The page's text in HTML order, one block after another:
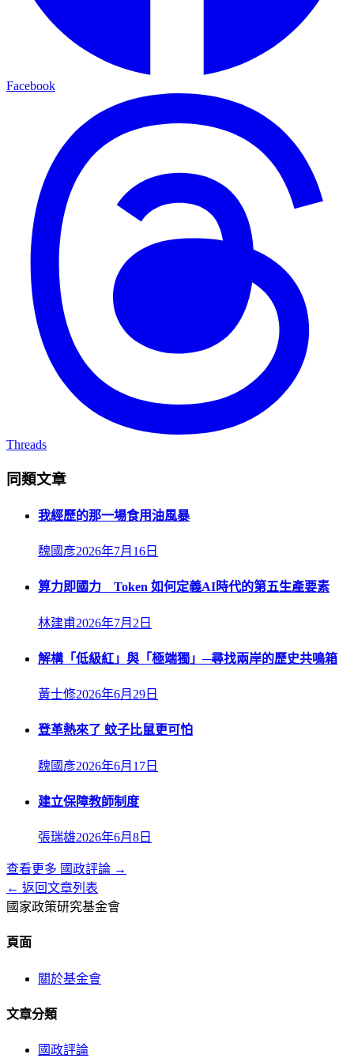
Facebook
Threads
同類文章
我經歷的那一場食用油風暴
魏國彥2026年7月16日
算力即國力 Token 如何定義AI時代的第五生產要素
林建甫2026年7月2日
解構「低級紅」與「極端獨」─尋找兩岸的歷史共鳴箱
黃士修2026年6月29日
登革熱來了 蚊子比鼠更可怕
魏國彥2026年6月17日
建立保障教師制度
張瑞雄2026年6月8日
查看更多 國政評論 →
← 返回文章列表
國家政策研究基金會
頁面
關於基金會
文章分類
國政評論